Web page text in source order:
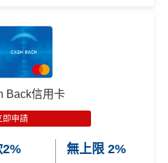
金額最低為港幣50元
無回贈
「月結單分期」計劃後，每
，渣打將扣除港幣1元現金
扣除港幣1元現金回贈。如
回贈結餘不足， 會以負數顯
mmcredit
回贈1.5% ，適合鐘意一卡走
外里賞金。每1里賞金 ≈ HK
！詳情MrMiles.hk/mmcredit
條件及
Pay/支付寶都計迎新！
花旗銀行所發行之Citi信用卡
2月28日
申請，毋需簽賬！可享
品卡/超市禮券！
填妥→
現金券申領表格
Back信用卡
即申請
2% 無上限 2%